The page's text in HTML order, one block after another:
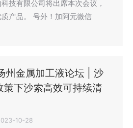
技有限公司将出席本次会议，
产品。 号外！加阿元微信
州金属加工液论坛 | 沙
策下沙索高效可持续清
10-28